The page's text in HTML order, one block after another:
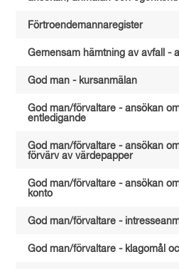
Förtroendemannaregister
Gemensam hämtning av avfall -
God man - kursanmälan
God man/förvaltare - ansökan
entledigande
God man/förvaltare - ansökan
förvärv av värdepapper
God man/förvaltare - ansökan
konto
God man/förvaltare -
God man/förvaltare - klagomål